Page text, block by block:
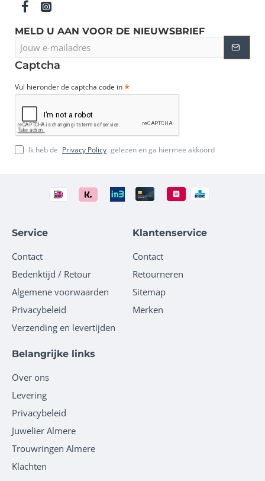
MELD U AAN VOOR DE NIEUWSBRIEF
e-
mailadres
Captcha
Vul hieronder de captcha code in
Ik heb de Privacy Policy gelezen en ga hiermee akkoord
Service
Contact
Bedenktijd / Retour
Algemene voorwaarden
Privacybeleid
Verzending en levertijden
Klantenservice
Contact
Retourneren
Sitemap
Merken
Belangrijke links
Over ons
Levering
Privacybeleid
Juwelier Almere
Trouwringen Almere
Klachten